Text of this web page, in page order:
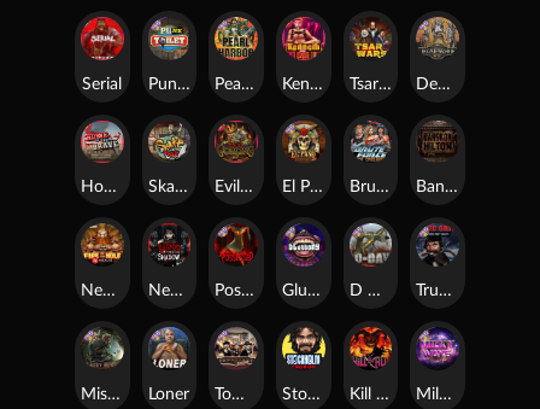
Nexus Blood & Shadow
Kill Em All
Nexus Fire In The Hole xBomb
Tsar Wars
Home of the Brave Skate or Die
Stockholm Syndrome
Deadwood R.I.P
Bangkok Hilton
Brute Force: Alien Onslaught
Loner
Kenneth Must Die
Tombstone No Mercy
El Pasa Gunfight xNudge
Evil Goblins xBomb
Gluttony
Serial Punk Toilet
Possessed
Milky Ways
Pearl Harbor
Misery Mining
True Grit Redemption
D Day